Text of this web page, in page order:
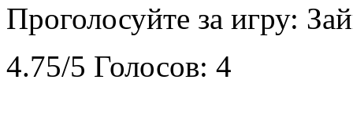
Проголосуйте за игру:
4.75/5 Голосов: 4